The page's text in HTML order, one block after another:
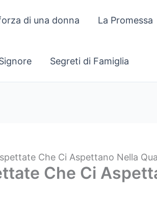
di una donna La Promessa
Segreti di Famiglia
Che Ci Aspettano Nella
Che Ci